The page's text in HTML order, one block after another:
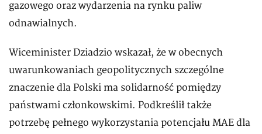
gazowego oraz wydarzenia na rynku paliw
odnawialnych.
Wiceminister Dziadzio wskazał, że w obecnych
uwarunkowaniach geopolitycznych szczególne
znaczenie dla Polski ma solidarność pomiędzy
państwami członkowskimi. Podkreślił także
potrzebę pełnego wykorzystania potencjału MAE dla